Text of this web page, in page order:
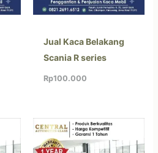
Jual Kaca Belakang
Scania R series
Rp100.000